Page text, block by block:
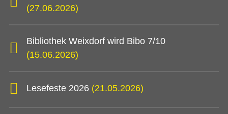
(27.06.2026)
Bibliothek Weixdorf wird Bibo 7/10
(15.06.2026)
Lesefeste 2026 (21.05.2026)